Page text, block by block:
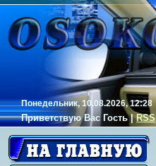
Понедельник, 10.08.2026, 12:28
Приветствую Вас Гость|RSS